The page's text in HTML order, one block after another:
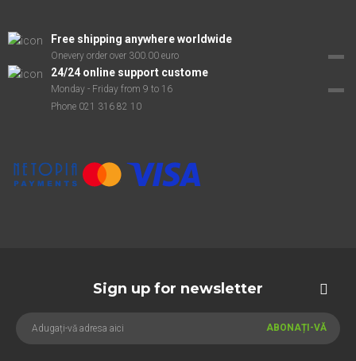
Free shipping anywhere worldwide
Onevery order over 300.00 euro
24/24 online support custome
Monday - Friday from 9 to 16
Phone 021 316 82 10
Sign up for newsletter
ABONAȚI-VĂ